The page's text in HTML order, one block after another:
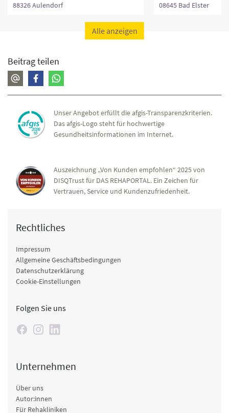
88326 Aulendorf 08645 Bad Elster
Alle anzeigen
Beitrag teilen
Unser Angebot erfüllt die afgis-Transparenzkriterien.
Das afgis-Logo steht für hochwertige
Gesundheitsinformationen im Internet.
Auszeichnung „Von Kunden empfohlen“ 2025 von
DISQTrust für DAS REHAPORTAL. Ein Zeichen für
Vertrauen, Service und Kundenzufriedenheit.
Rechtliches
Impressum
Allgemeine Geschäftsbedingungen
Datenschutzerklärung
Cookie-Einstellungen
Folgen Sie uns
Unternehmen
Über uns
Autor:innen
Für Rehakliniken